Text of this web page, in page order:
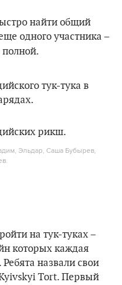
найти общий
одного участника –
полной.
Эльдар, Саша Бубырев,
на тук-туках –
которых каждая
назвали свои
Tort. Первый